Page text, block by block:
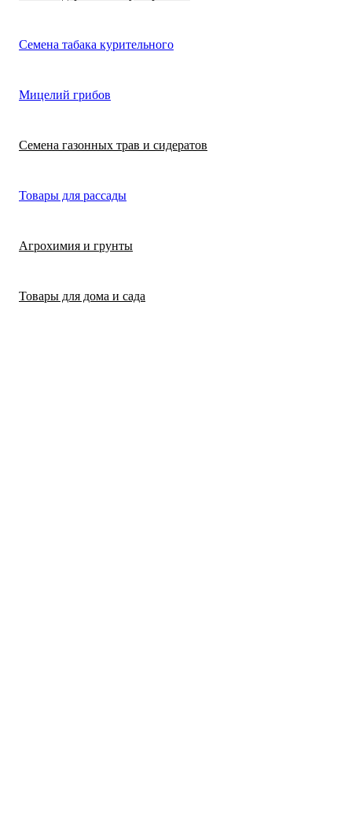
Семена табака курительного
Мицелий грибов
Семена газонных трав и сидератов
Товары для рассады
Агрохимия и грунты
Товары для дома и сада